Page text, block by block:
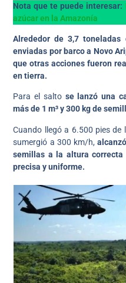
Nota que te puede interesar:
azúcar en la Amazonía
Alrededor de 3,7
enviadas por barco a Novo
que otras acciones fueron
en tierra.
Para el salto se lanzó una
más de 1 m³ y 300 kg de
Cuando llegó a 6.500 pies de
sumergió a 300 km/h,
semillas a la altura
precisa y uniforme.